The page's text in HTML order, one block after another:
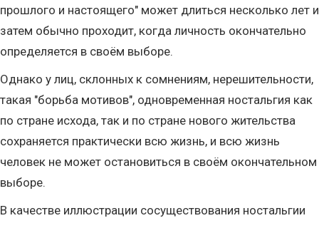
прошлого и настоящего" может длиться несколько лет и
затем обычно проходит, когда личность окончательно
определяется в своём выборе.
Однако у лиц, склонных к сомнениям, нерешительности,
такая "борьба мотивов", одновременная ностальгия как
по стране исхода, так и по стране нового жительства
сохраняется практически всю жизнь, и всю жизнь
человек не может остановиться в своём окончательном
выборе.
В качестве иллюстрации сосуществования ностальгии